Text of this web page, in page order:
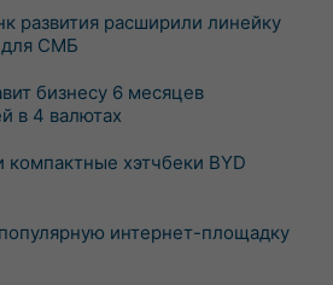
развития расширили линейку
для СМБ
бизнесу 6 месяцев
в 4 валютах
компактные хэтчбеки BYD
интернет-площадку